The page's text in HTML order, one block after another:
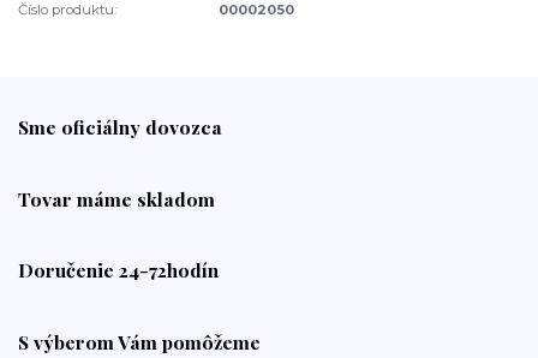
Číslo produktu: 00002050
Sme oficiálny dovozca
Tovar máme skladom
Doručenie 24-72hodín
S výberom Vám pomôžeme